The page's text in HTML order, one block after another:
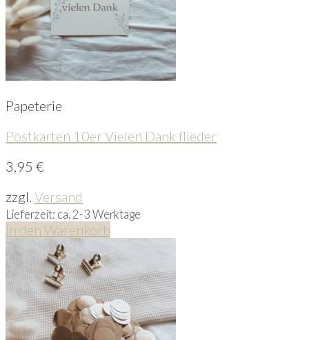
Papeterie
Postkarten 10er Vielen Dank flieder
3,95 €
zzgl. Versand
Lieferzeit: ca. 2-3 Werktage
In den Warenkorb